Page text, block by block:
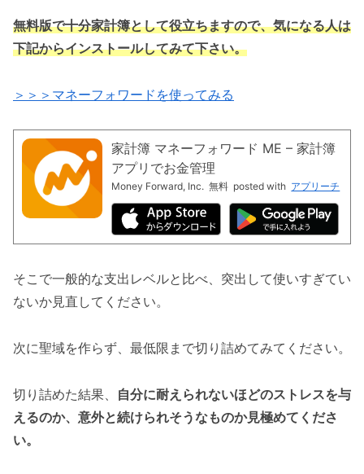
無料版で十分家計簿として役立ちますので、気になる人は
下記からインストールしてみて下さい。
＞＞＞マネーフォワードを使ってみる
家計簿 マネーフォワード ME – 家計簿
アプリでお金管理
Money Forward, Inc. 無料 posted with アプリーチ
そこで一般的な支出レベルと比べ、突出して使いすぎてい
ないか見直してください。
次に聖域を作らず、最低限まで切り詰めてみてください。
切り詰めた結果、 自分に耐えられないほどのストレスを与
えるのか、意外と続けられそうなものか見極めてくださ
い。